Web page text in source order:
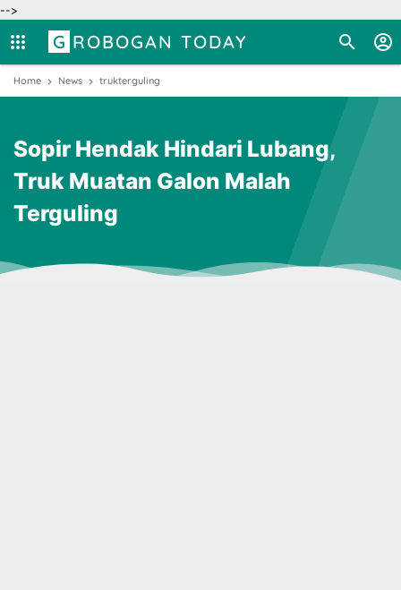
-->
GROBOGAN TODAY
Home News trukterguling
Sopir Hendak Hindari Lubang,
Truk Muatan Galon Malah
Terguling